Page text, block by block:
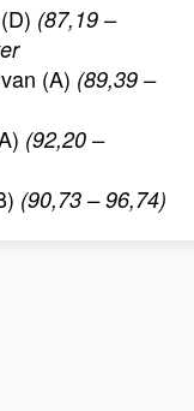
(87,19 –
(A) (89,39 –
(92,20 –
(90,73 – 96,74)